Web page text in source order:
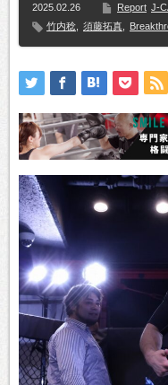
2025.02.26 Report J-
竹内稔
須藤拓真